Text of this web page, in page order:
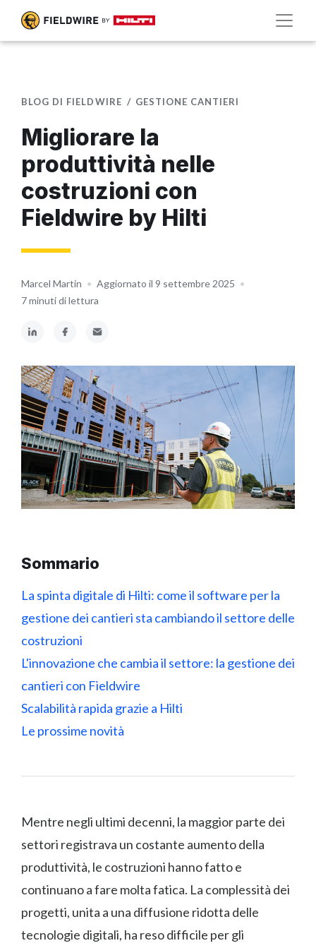
BLOG DI FIELDWIRE GESTIONE CANTIERI
Migliorare la
produttività nelle
costruzioni con
Fieldwire by Hilti
Marcel Martin • Aggiornato il 9 settembre 2025 •
7 minuti di lettura
Sommario
La spinta digitale di Hilti: come il software per la
gestione dei cantieri sta cambiando il settore delle
costruzioni
L'innovazione che cambia il settore: la gestione dei
cantieri con Fieldwire
Scalabilità rapida grazie a Hilti
Le prossime novità
Mentre negli ultimi decenni, la maggior parte dei
settori registrava un costante aumento della
produttività, le costruzioni hanno fatto e
continuano a fare molta fatica. La complessità dei
progetti, unita a una diffusione ridotta delle
tecnologie digitali, ha reso difficile per gli